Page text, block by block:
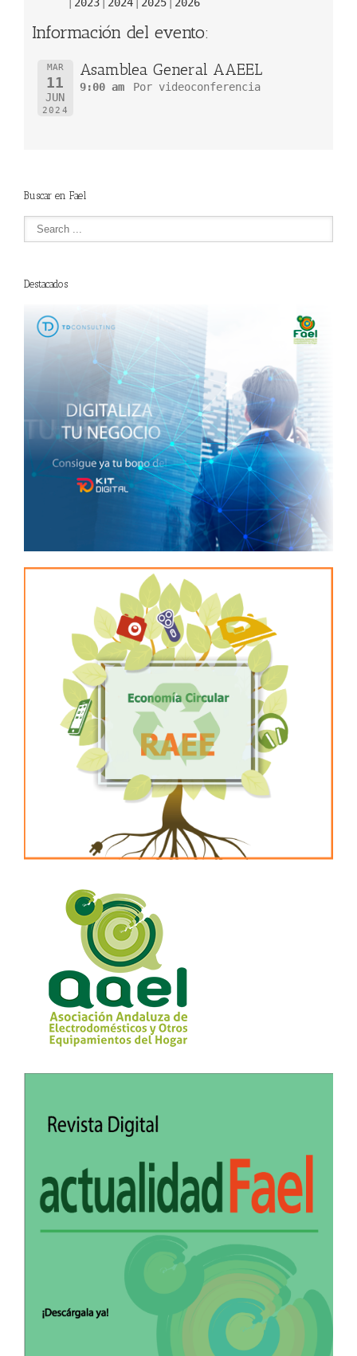
2023 2024 2025 2026
Información del evento:
MAR
11
JUN
2024
Asamblea General AAEEL
9:00 am Por videoconferencia
Buscar en Fael
Destacados